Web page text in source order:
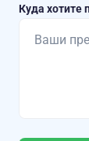
Куда хотите